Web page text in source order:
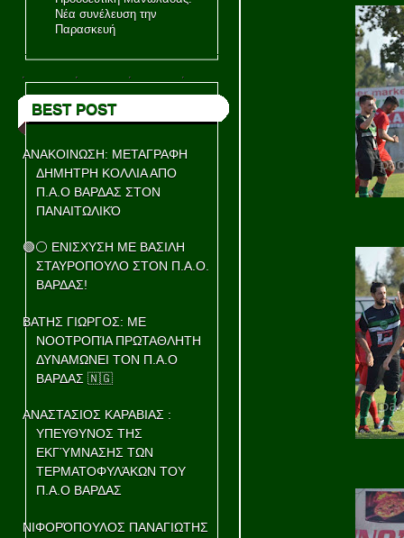
Νέα συνέλευση την
Παρασκευή
BEST POST
ΑΝΑΚΟΙΝΩΣΗ: ΜΕΤΑΓΡΑΦΗ
ΔΗΜΗΤΡΗ ΚΟΛΛΙΑ ΑΠΟ
Π.Α.Ο ΒΑΡΔΑΣ ΣΤΟΝ
ΠΑΝΑΙΤΩΛΙΚΌ
🟢⚪ ΕΝΙΣΧΥΣΗ ΜΕ ΒΑΣΙΛΗ
ΣΤΑΥΡΟΠΟΥΛΟ ΣΤΟΝ Π.Α.Ο.
ΒΑΡΔΑΣ!
ΒΑΤΗΣ ΓΙΩΡΓΟΣ: ΜΕ
ΝΟΟΤΡΟΠΊΑ ΠΡΩΤΑΘΛΗΤΗ
ΔΥΝΑΜΩΝΕΙ ΤΟΝ Π.Α.Ο
ΒΑΡΔΑΣ 🇳🇬
ΑΝΑΣΤΑΣΙΟΣ ΚΑΡΑΒΙΑΣ :
ΥΠΕΥΘΥΝΟΣ ΤΗΣ
ΕΚΓΎΜΝΑΣΗΣ ΤΩΝ
ΤΕΡΜΑΤΟΦΥΛΆΚΩΝ ΤΟΥ
Π.Α.Ο ΒΑΡΔΑΣ
ΝΙΦΟΡΌΠΟΥΛΟΣ ΠΑΝΑΓΙΩΤΗΣ